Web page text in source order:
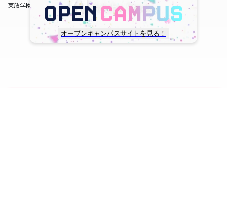
オープンキャンパスサイトを見る！
東放学園サービス
copyright © TOHO GAKUEN All Rights Reserved.